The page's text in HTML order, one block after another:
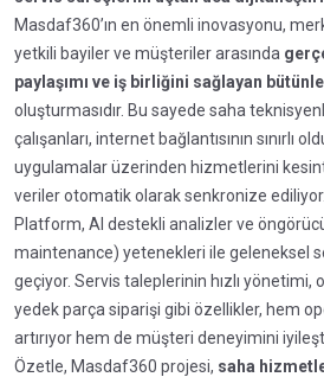
Masdaf360’ın en önemli inovasyonu,
yetkili bayiler ve müşteriler arasında
paylaşımı ve iş birliğini sağlayan
oluşturmasıdır. Bu sayede saha
çalışanları, internet bağlantısının sınırlı
uygulamalar üzerinden hizmetlerini
veriler otomatik olarak senkronize ediliyor.
Platform, AI destekli analizler ve
maintenance) yetenekleri ile geleneksel
geçiyor. Servis taleplerinin hızlı
yedek parça siparişi gibi özellikler, hem
artırıyor hem de müşteri deneyimini
Özetle, Masdaf360 projesi, saha